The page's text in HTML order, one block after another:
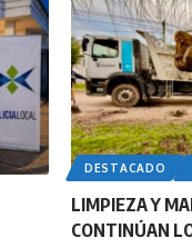
DESTACADO
LIMPIEZA Y
CONTINÚAN